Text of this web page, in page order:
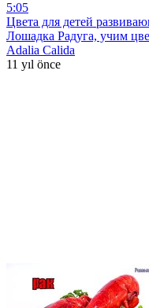
5:05
Цвета для детей
Лошадка Радуга, учим
Adalia Calida
11 yıl önce